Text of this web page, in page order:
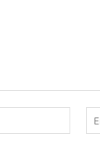
Име:*